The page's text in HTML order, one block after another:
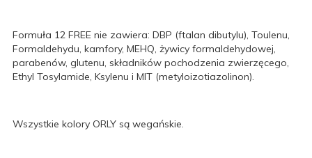
Formuła 12 FREE nie zawiera: DBP (ftalan dibutylu), Toulenu,
Formaldehydu, kamfory, MEHQ, żywicy formaldehydowej,
parabenów, glutenu, składników pochodzenia zwierzęcego,
Ethyl Tosylamide, Ksylenu i MIT (metyloizotiazolinon).
Wszystkie kolory ORLY są wegańskie.